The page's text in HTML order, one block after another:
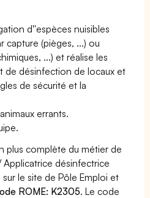
d''espèces nuisibles
capture (pièges, ...) ou
...) et réalise les
de désinfection de locaux et
de sécurité et la
errants.
plus complète du métier de
désinfectrice
le site de Pôle Emploi et
ROME: K2305. Le code